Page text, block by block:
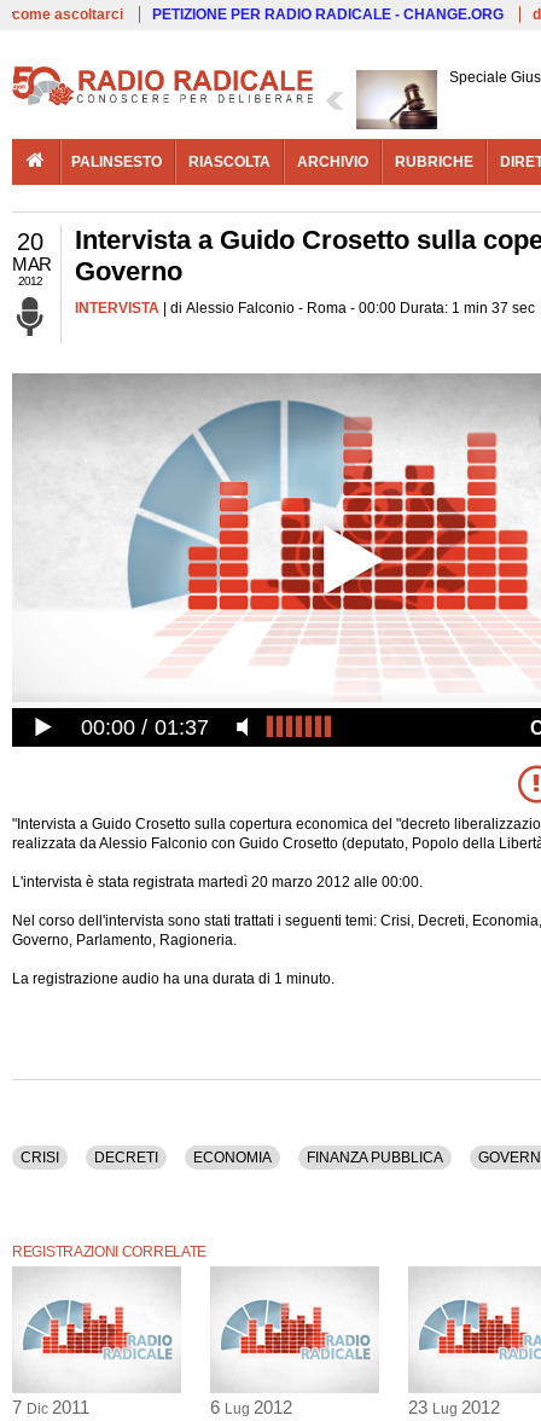
come ascoltarci PETIZIONE PER RADIO RADICALE - CHANGE.ORG
Speciale
PALINSESTO RIASCOLTA ARCHIVIO RUBRICHE
20
MAR
2012
Intervista a Guido Crosetto sulla
Governo
INTERVISTA | di Alessio Falconio - Roma - 00:00 Durata: 1 min 37 sec
00:00 01:37
"Intervista a Guido Crosetto sulla copertura economica del "decreto
realizzata da Alessio Falconio con Guido Crosetto (deputato, Popolo della
L'intervista è stata registrata martedì 20 marzo 2012 alle 00:00.
Nel corso dell'intervista sono stati trattati i seguenti temi: Crisi, Decreti,
Governo, Parlamento, Ragioneria.
La registrazione audio ha una durata di 1 minuto.
CRISI DECRETI ECONOMIA FINANZA PUBBLICA
REGISTRAZIONI CORRELATE
7 Dic 2011 6 Lug 2012 23 Lug 2012